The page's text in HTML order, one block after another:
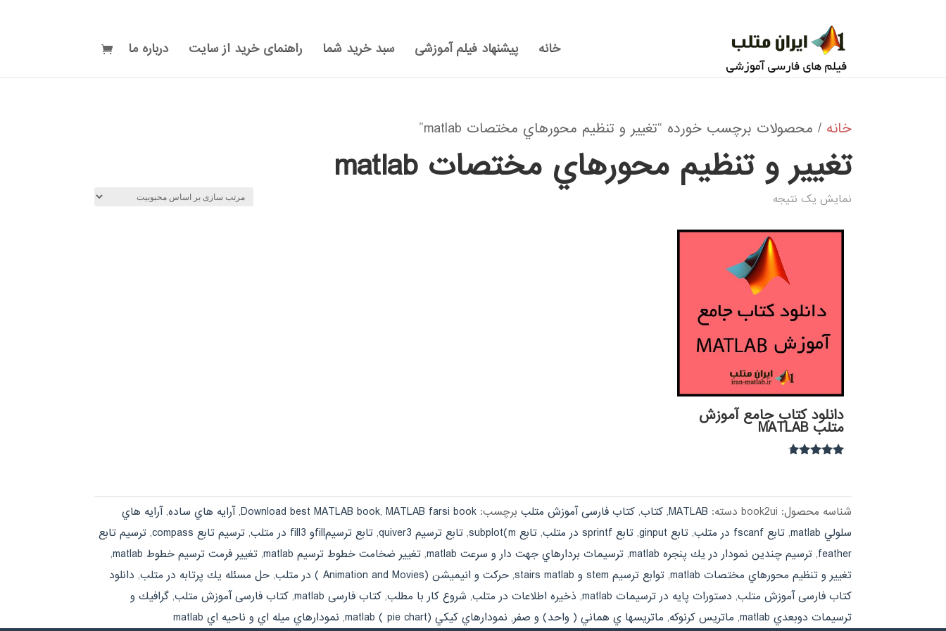
خانه پیشنهاد فیلم آموزشی سبد خرید شما راهنمای خرید از سایت درباره ما
خانه / محصولات برچسب خورده “تغيير و تنظيم محورهاي مختصات matlab”
تغيير و تنظيم محورهاي مختصات matlab
نمایش یک نتیجه
دانلود کتاب جامع آموزش
متلب MATLAB
شناسه محصول: book2ui دسته: MATLAB
,کتاب,کتاب فارسی آموزش متلب برچسب: Download best MATLAB book, MATLAB farsi book
,آرايه هاي ساده,آرايه هاي
سلولي matlab
,تابع fscanf در متلب ,تابع ginput ,تابع sprintf در متلب ,تابع subplot(m ,تابع ترسيم quiver3 ,تابع ترسيمfillو fill3 در متلب ,ترسيم تابع compass ,ترسيم تابع
feather
,ترسيم چندين نمودار در يك پنجره matlab ,ترسيمات بردارهاي جهت دار و سرعت matlab ,تغيير ضخامت خطوط ترسيم matlab ,تغيير فرمت ترسيم خطوط matlab
,
تغيير و تنظيم محورهاي مختصات matlab
,توابع ترسيم stem و stairs matlab ,حركت و انيميشن (Animation and Movies ) در متلب ,حل مسئله يك پرتابه در متلب, دانلود
کتاب فارسی آموزش متلب, دستورات پايه در ترسيمات matlab , ذخيره اطلاعات در متلب, شروع كار با مطلب,کتاب فارسی matlab ,کتاب فارسی آموزش متلب,گرافيك و
ترسيمات دوبعدي matlab
, ماتريس كرنوكه, ماتريسها ي هماني ( واحد) و صفر, نمودارهاي كيكي (pie chart ) matlab , نمودارهاي ميله اي و ناحيه اي matlab